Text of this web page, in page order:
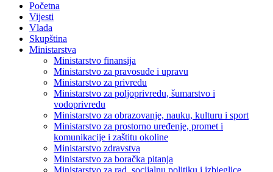
Početna
Vijesti
Vlada
Skupština
Ministarstva
Ministarstvo finansija
Ministarstvo za pravosuđe i upravu
Ministarstvo za privredu
Ministarstvo za poljoprivredu, šumarstvo i
vodoprivredu
Ministarstvo za obrazovanje, nauku, kulturu i sport
Ministarstvo za prostorno uređenje, promet i
komunikacije i zaštitu okoline
Ministarstvo zdravstva
Ministarstvo za boračka pitanja
Ministarstvo za rad, socijalnu politiku i izbjeglice